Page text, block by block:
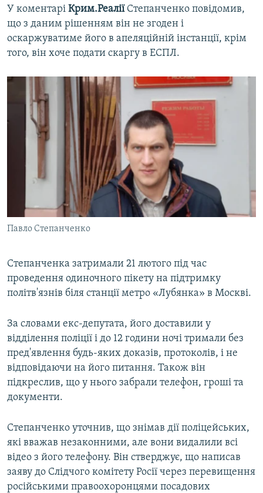
У коментарі Крим.РеаліїСтепанченко повідомив,
що з даним рішенням він не згоден і
оскаржуватиме його в апеляційній інстанції, крім
того, він хоче подати скаргу в ЕСПЛ.
Павло Степанченко
Степанченка затримали 21 лютого під час
проведення одиночного пікету на підтримку
політв'язнів біля станції метро «Лубянка» в Москві.
За словами екс-депутата, його доставили у
відділення поліції і до 12 години ночі тримали без
пред'явлення будь-яких доказів, протоколів, і не
відповідаючи на його питання. Також він
підкреслив, що у нього забрали телефон, гроші та
документи.
Степанченко уточнив, що знімав дії поліцейських,
які вважав незаконними, але вони видалили всі
відео з його телефону. Він стверджує, що написав
заяву до Слідчого комітету Росії через перевищення
російськими правоохоронцями посадових